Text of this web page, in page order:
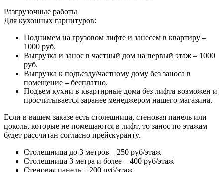
Разгрузочные работы
Для кухонных гарнитуров:
Поднимем на грузовом лифте и занесем в квартиру –
1000 руб.
Выгрузка и занос в частный дом на первый этаж – 1000
руб.
Выгрузка к подъезду/частному дому без заноса в
помещение – бесплатно.
Подъем кухни в квартирные дома без лифта возможен и
просчитывается заранее менеджером нашего магазина.
Если в вашем заказе есть столешница, стеновая панель или
цоколь, которые не помещаются в лифт, то занос по этажам
будет рассчитан согласно прейскуранту.
Столешница до 3 метров – 250 руб/этаж
Столешница 3 метра и более – 400 руб/этаж
Стеновая панель – 200 руб/этаж